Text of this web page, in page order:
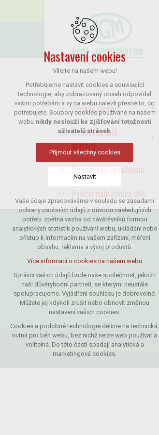
Opravy motorů
Renovace dílů
motorů
Dynamické vyvažování
AGM - AGROMOTOR s.r.o.
Ostrůvek 301/32
594 01 Velké Meziříčí
PODROBNÉ KONTAKTY A PRODEJNA
© 2026 Copyright AGM - AGROMOTOR s.r.o.
Nastavení cookies
Vítejte na našem webu!
Potřebujeme nastavit cookies a související
technologie, aby zobrazovaný obsah odpovídal
vašim potřebám a vy na webu nalezli přesně to, co
potřebujete. Soubory cookies používané na našem
webu nikdy neslouží ke zjišťování totožnosti
uživatelů stránek.
Přijmout všechny cookies
Nastavit
Technická cookies
nutná pro provozování webu
udržení kontextu stránek (session):
případná přihlášení, volby jazyka, apod.
Volitelná cookies
analytická pro anonymizované
vyhodnocení návštěvnosti
marketingová cookies (Google)
Více informací o cookies na našem webu
Přijmout všechny cookies
Odmítnout vše
Vaše údaje zpracováváme v souladu se zásadami
ochrany osobních údajů z důvodu následujících
potřeb: zpětná vazba od návštěvníků formou
analytických statistik používání webu, ukládání nebo
přístup k informacím na vašem zařízení, měření
obsahu, reklama a vývoj produktů.
Více informací o cookies na našem webu
Správci vašich údajů bude naše společnost, jakož i
naši důvěryhodní partneři, se kterými neustále
spolupracujeme. Vyjádření souhlasu je dobrovolné.
Můžete jej kdykoli zrušit nebo obnovit změnou
nastavení vašich cookies.
Cookies a podobné technologie dělíme na technická:
nutná pro běh webu, bez nichž nelze web používat a
volitelná. Do této části spadají analytická a
marketingová cookies.